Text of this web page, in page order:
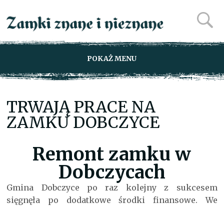
POKAŻ MENU
TRWAJĄ PRACE NA
ZAMKU DOBCZYCE
Remont zamku w
Dobczycach
Gmina Dobczyce po raz kolejny z sukcesem
sięgnęła po dodatkowe środki finansowe. We